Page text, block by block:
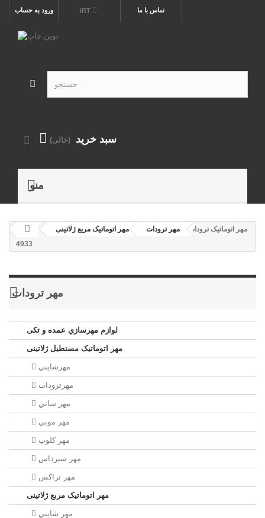
ورود به حساب IRT تماس با ما
سبد خرید (خالی)
منو
مهر اتوماتیک مربع ژلاتینی مهر ترودات
مهر اتوماتیک ترودات
4933
مهر ترودات
لوازم مهرسازي عمده و تکی
مهر اتوماتیک مستطيل ژلاتینی
مهرشايني
مهرترودات
مهر ساني
مهر موبي
مهر كلوپ
مهر سيرداس
مهر تراکس
مهر اتوماتیک مربع ژلاتینی
مهر شايني